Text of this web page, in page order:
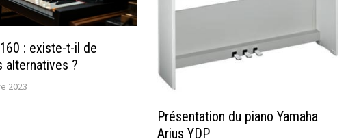
: existe-t-il de
alternatives ?
2023
Présentation du piano Yamaha
Arius YDP